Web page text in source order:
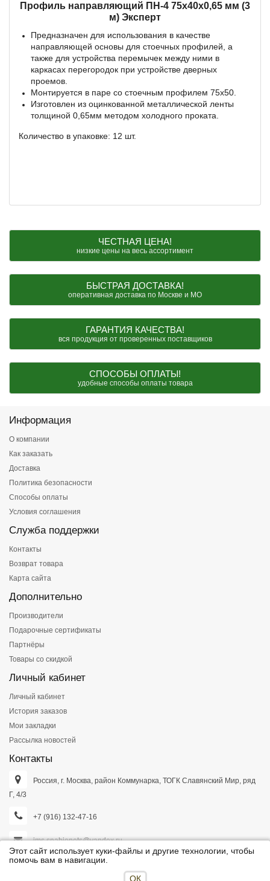
Профиль направляющий ПН-4 75x40x0,65 мм (3
м) Эксперт
Предназначен для использования в качестве
направляющей основы для стоечных профилей, а
также для устройства перемычек между ними в
каркасах перегородок при устройстве дверных
проемов.
Монтируется в паре со стоечным профилем 75х50.
Изготовлен из оцинкованной металлической ленты
толщиной 0,65мм методом холодного проката.
Количество в упаковке: 12 шт.
ЧЕСТНАЯ ЦЕНА!
низкие цены на весь ассортимент
БЫСТРАЯ ДОСТАВКА!
оперативная доставка по Москве и МО
ГАРАНТИЯ КАЧЕСТВА!
вся продукция от проверенных поставщиков
СПОСОБЫ ОПЛАТЫ!
удобные способы оплаты товара
Информация
О компании
Как заказать
Доставка
Политика безопасности
Способы оплаты
Условия соглашения
Служба поддержки
Контакты
Возврат товара
Карта сайта
Дополнительно
Производители
Подарочные сертификаты
Партнёры
Товары со скидкой
Личный кабинет
Личный кабинет
История заказов
Мои закладки
Рассылка новостей
Контакты
Россия, г. Москва, район Коммунарка, ТОГК Славянский Мир, ряд
Г, 4/3
+7 (916) 132-47-16
ims.snabjenets@yandex.ru
Этот сайт использует куки-файлы и другие технологии, чтобы
помочь вам в навигации.
ОК